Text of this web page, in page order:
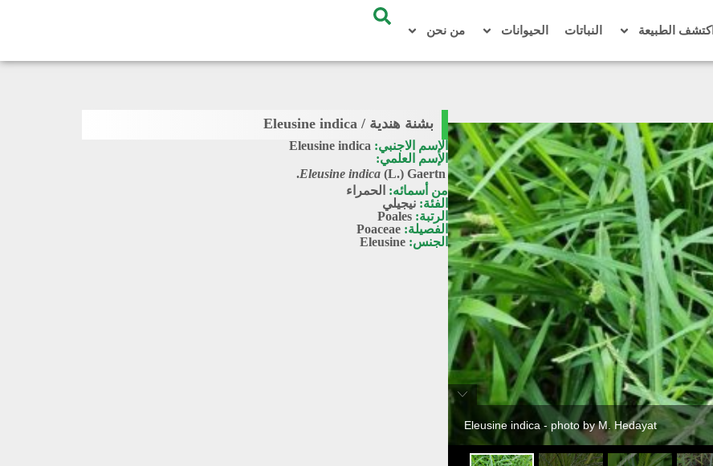
اكتشف الطبيعة النباتات الحيوانات من نحن
Eleusine indica - photo by M. Hedayat
بشنة هندية / Eleusine indica
الإسم الاجنبي: Eleusine indica
الإسم العلمي:
Eleusine indica (L.) Gaertn.
من أسمائه: الحمراء
الفئة: نيجيلي
الرتبة: Poales
الفصيلة: Poaceae
الجنس: Eleusine